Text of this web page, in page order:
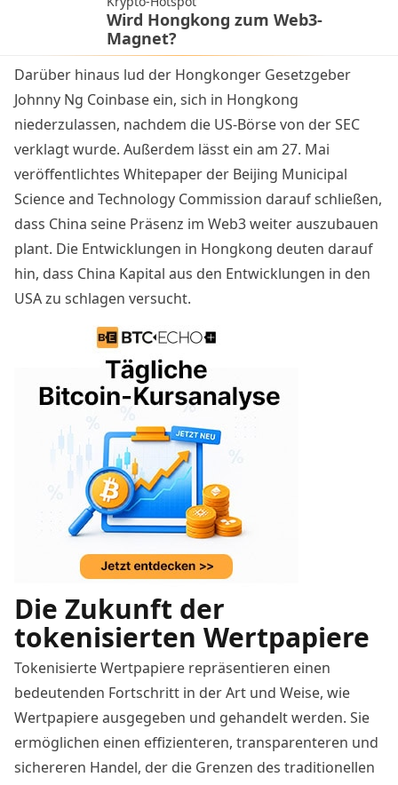
Wird Hongkong zum Web3-
Magnet?
Darüber hinaus lud der Hongkonger Gesetzgeber
Johnny Ng Coinbase ein, sich in Hongkong
niederzulassen, nachdem die US-Börse von der SEC
verklagt wurde. Außerdem lässt ein am 27. Mai
veröffentlichtes Whitepaper der Beijing Municipal
Science and Technology Commission darauf schließen,
dass China seine Präsenz im Web3 weiter auszubauen
plant. Die Entwicklungen in Hongkong deuten darauf
hin, dass China Kapital aus den Entwicklungen in den
USA zu schlagen versucht.
Die Zukunft der
tokenisierten Wertpapiere
Tokenisierte Wertpapiere repräsentieren einen
bedeutenden Fortschritt in der Art und Weise, wie
Wertpapiere ausgegeben und gehandelt werden. Sie
ermöglichen einen effizienteren, transparenteren und
sichereren Handel, der die Grenzen des traditionellen